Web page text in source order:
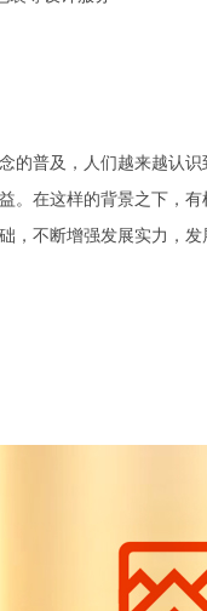
的普及，人们越来越认
。在这样的背景之下，
，不断增强发展实力，